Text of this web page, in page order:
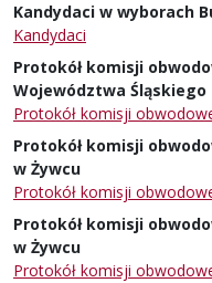
Kandydaci w wyborach
Kandydaci
Protokół komisji
Województwa Śląskiego
Protokół komisji
Protokół komisji
w Żywcu
Protokół komisji
Protokół komisji
w Żywcu
Protokół komisji